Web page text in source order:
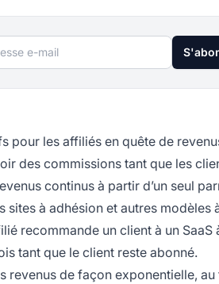
e-mail
pour les affiliés en quête de
des commissions tant que les
continus à partir d’un seul
sites à adhésion et autres modèles
recommande un client à un SaaS
tant que le client reste abonné.
revenus de façon exponentielle, au